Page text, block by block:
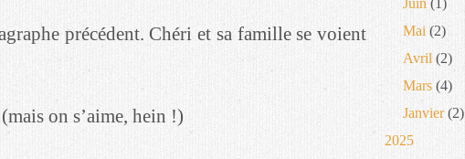
précédent. Chéri et sa famille se voient
on s’aime, hein !)
Juin (1)
Mai (2)
Avril (2)
Mars (4)
Janvier(2)
2025